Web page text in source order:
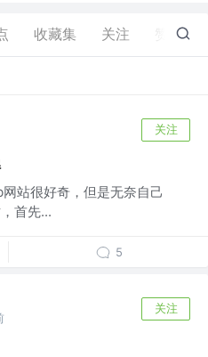
收藏集 关注 1
关注
站很好奇，但是无奈自己
首先...
5
关注